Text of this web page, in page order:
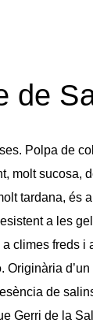
de
Polpa de
molt sucosa,
tardana, és
a les
climes freds i
Originària d’un
de
Gerri de la